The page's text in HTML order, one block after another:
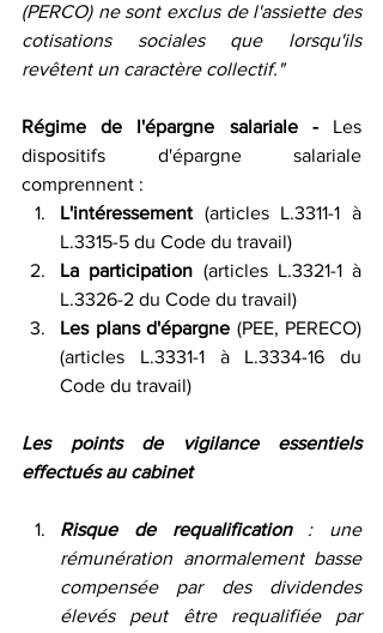
(PERCO) ne sont exclus de l'assiette des
cotisations sociales que lorsqu'ils
revêtent un caractère collectif."
Régime de l'épargne salariale - Les
dispositifs d'épargne salariale
comprennent :
L'intéressement (articles L.3311-1 à
L.3315-5 du Code du travail)
La participation (articles L.3321-1 à
L.3326-2 du Code du travail)
Les plans d'épargne (PEE, PERECO)
(articles L.3331-1 à L.3334-16 du
Code du travail)
Les points de vigilance essentiels
effectués au cabinet
Risque de requalification : une
rémunération anormalement basse
compensée par des dividendes
élevés peut être requalifiée par